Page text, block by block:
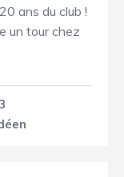
ans du club !
un tour chez